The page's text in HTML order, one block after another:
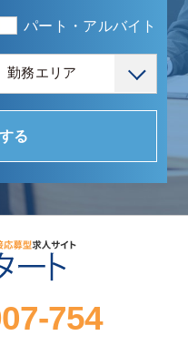
パート・アルバイト
勤務エリア
る
754